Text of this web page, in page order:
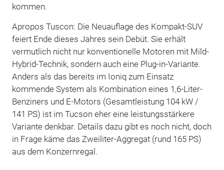
kommen.
Apropos Tuscon: Die Neuauflage des Kompakt-SUV
feiert Ende dieses Jahres sein Debüt. Sie erhält
vermutlich nicht nur konventionelle Motoren mit Mild-
Hybrid-Technik, sondern auch eine Plug-in-Variante.
Anders als das bereits im Ioniq zum Einsatz
kommende System als Kombination eines 1,6-Liter-
Benziners und E-Motors (Gesamtleistung 104 kW /
141 PS) ist im Tucson eher eine leistungsstärkere
Variante denkbar. Details dazu gibt es noch nicht, doch
in Frage käme das Zweiliter-Aggregat (rund 165 PS)
aus dem Konzernregal.